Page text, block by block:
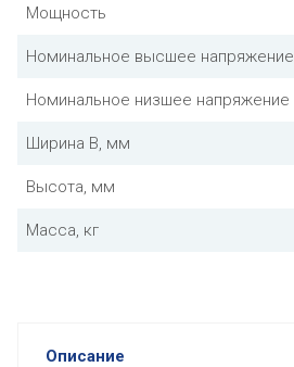
Мощность
Номинальное высшее напряжение
Номинальное низшее напряжение
Ширина В, мм
Высота, мм
Масса, кг
Описание